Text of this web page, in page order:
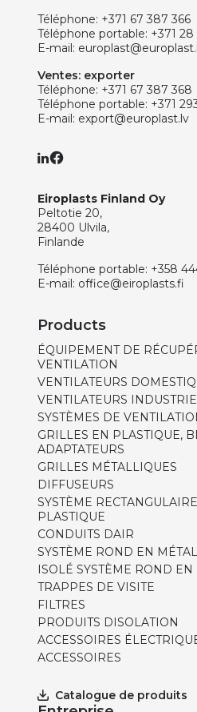
Téléphone: +371 67 387 366
Téléphone portable: +371
E-mail:
Ventes: exporter
Téléphone: +371 67 387 368
Téléphone portable: +371
E-mail: export@europlast.lv
Eiroplasts Finland Oy
Peltotie 20,
28400 Ulvila,
Finlande
Téléphone portable: +358
E-mail: office@eiroplasts.fi
Products
ÉQUIPEMENT DE
VENTILATION
VENTILATEURS
VENTILATEURS
SYSTÈMES DE
GRILLES EN PLASTIQUE,
ADAPTATEURS
GRILLES MÉTALLIQUES
DIFFUSEURS
SYSTÈME
PLASTIQUE
CONDUITS DAIR
SYSTÈME ROND EN MÉTAL
ISOLÉ SYSTÈME ROND EN
TRAPPES DE VISITE
FILTRES
PRODUITS DISOLATION
ACCESSOIRES
ACCESSOIRES
Catalogue de produits